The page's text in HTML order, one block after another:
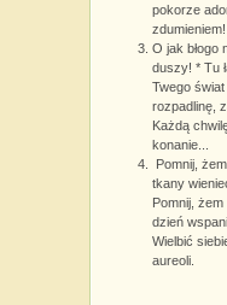
pokorze
zdumieniem!
O jak błogo
duszy! * Tu
Twego
rozpadlinę,
Każdą
konanie...
Pomnij,
tkany
Pomnij,
dzień
Wielbić
aureoli.